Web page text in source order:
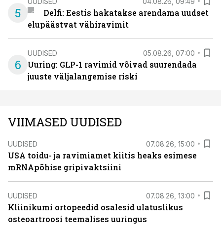
5
Delfi: Eestis hakatakse arendama uudset
elupäästvat vähiravimit
6
UUDISED 05.08.26, 07:00
Uuring: GLP-1 ravimid võivad suurendada
juuste väljalangemise riski
VIIMASED UUDISED
UUDISED 07.08.26, 15:00
USA toidu- ja ravimiamet kiitis heaks esimese
mRNApõhise gripivaktsiini
UUDISED 07.08.26, 13:00
Kliinikumi ortopeedid osalesid ulatuslikus
osteoartroosi teemalises uuringus